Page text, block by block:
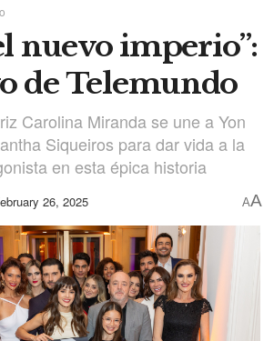
nuevo imperio”:
de Telemundo
Carolina Miranda se une a Yon
Siqueiros para dar vida a la
en esta épica historia
26, 2025 AA